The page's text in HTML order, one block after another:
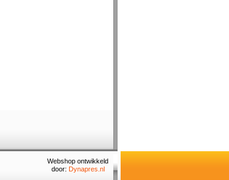
Webshop ontwikkeld
door: Dynapres.nl